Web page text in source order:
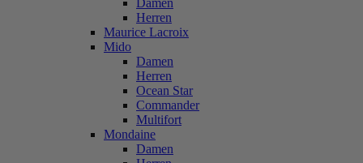
Damen
Herren
Maurice Lacroix
Mido
Damen
Herren
Ocean Star
Commander
Multifort
Mondaine
Damen